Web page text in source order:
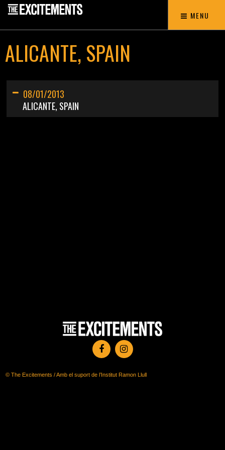
MENU
ALICANTE, SPAIN
08/01/2013
ALICANTE, SPAIN
© The Excitements / Amb el suport de l’Institut Ramon Llull